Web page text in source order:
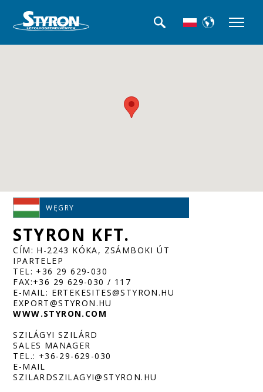
WĘGRY
STYRON KFT.
CÍM: H-2243 KÓKA, ZSÁMBOKI ÚT
IPARTELEP
TEL: +36 29 629-030
FAX:+36 29 629-030 / 117
E-MAIL: ERTEKESITES@STYRON.HU
EXPORT@STYRON.HU
WWW.STYRON.COM
SZILÁGYI SZILÁRD
SALES MANAGER
TEL.: +36-29-629-030
E-MAIL
SZILARDSZILAGYI@STYRON.HU